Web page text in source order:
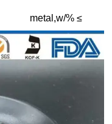
metal,w/% ≤